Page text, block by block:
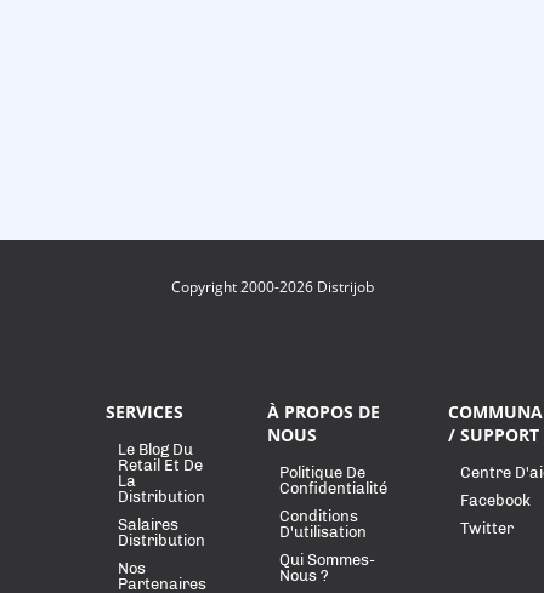
Copyright 2000-2026 Distrijob
SERVICES
Le Blog Du
Retail Et De
La
Distribution
Salaires
Distribution
Nos
Partenaires
À PROPOS DE
NOUS
Politique De
Confidentialité
Conditions
D'utilisation
Qui Sommes-
Nous ?
/ SUPPORT
Centre
Facebook
Twitter